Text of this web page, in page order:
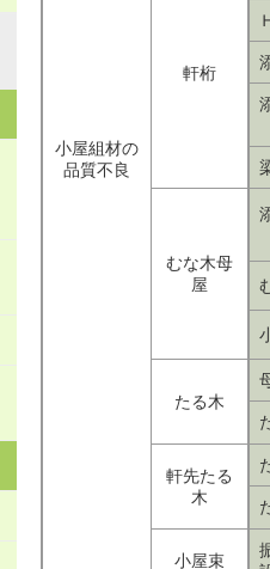
小屋組材の
品質不良
軒桁
むな木母
屋
たる木
軒先たる
木
小屋束